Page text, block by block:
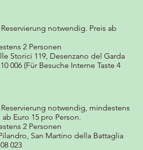
notwendig. Preis ab
2 Personen
Storici 119, Desenzano del Garda
006 (Für Besuche Interne Taste 4
notwendig, mindestens
ab Euro 15 pro Person.
2 Personen
San Martino della Battaglia
023